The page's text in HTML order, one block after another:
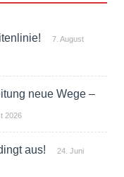
7. August
neue Wege –
2026
aus! 24. Juni